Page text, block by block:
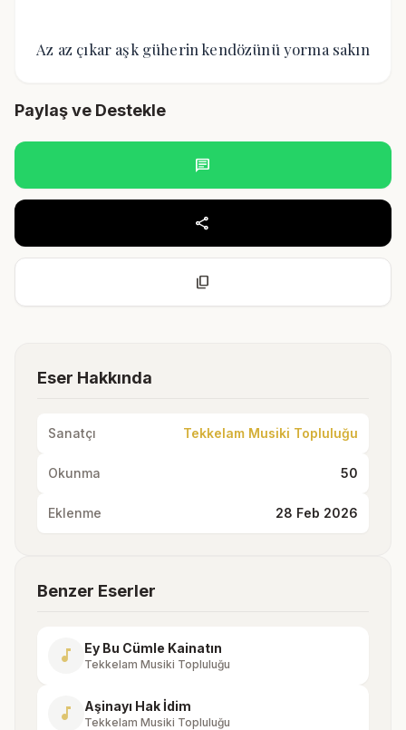
Az az çıkar aşk güherin kendözünü yorma sakın
Paylaş ve Destekle
chat
share
content_copy
Eser Hakkında
Sanatçı Tekkelam Musiki Topluluğu
Okunma 50
Eklenme 28 Feb 2026
Benzer Eserler
music_note Ey Bu Cümle Kainatın
Tekkelam Musiki Topluluğu
music_note Aşinayı Hak İdim
Tekkelam Musiki Topluluğu